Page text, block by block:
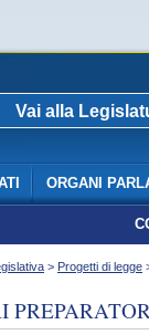
Vai alla
ORGANI
> Progetti di legge